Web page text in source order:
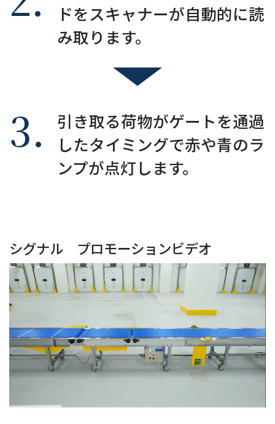
ドをスキャナーが自動的に読
み取ります。
3.
引き取る荷物がゲートを通過
したタイミングで赤や青のラ
ンプが点灯します。
シグナル プロモーションビデオ